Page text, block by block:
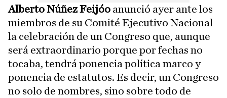
Alberto Núñez Feijóo anunció ayer ante los
miembros de su Comité Ejecutivo Nacional
la celebración de un Congreso que, aunque
será extraordinario porque por fechas no
tocaba, tendrá ponencia política marco y
ponencia de estatutos. Es decir, un Congreso
no solo de nombres, sino sobre todo de